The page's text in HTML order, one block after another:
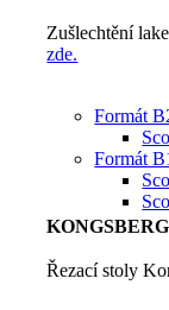
Zušlechtění
zde.
Formát
Formát
KONGSBERG
Řezací stoly